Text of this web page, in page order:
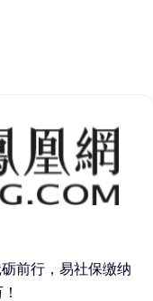
前行，易社保缴纳